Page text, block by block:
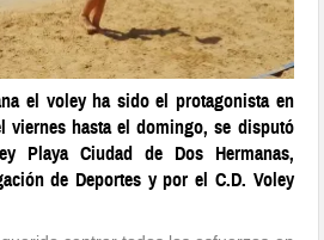
el voley ha sido el protagonista en
viernes hasta el domingo, se disputó
Playa Ciudad de Dos Hermanas,
de Deportes y por el C.D. Voley